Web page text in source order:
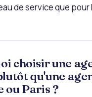
de service que
choisir une
qu'une
ou Paris ?